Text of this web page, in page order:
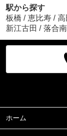
駅から探す
板橋 / 恵比寿 / 高
新江古田 / 落合
ホーム